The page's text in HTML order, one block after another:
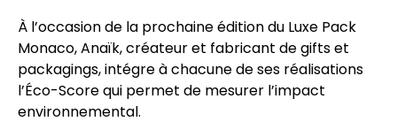
À l’occasion de la prochaine édition du Luxe Pack
Monaco, Anaïk, créateur et fabricant de gifts et
packagings, intégre à chacune de ses réalisations
l’Éco-Score qui permet de mesurer l’impact
environnemental.